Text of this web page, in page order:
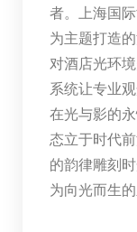
者。上海国
为主题打造
对酒店光环
系统让专业
在光与影的
态立于时代
的韵律雕刻
为向光而生的